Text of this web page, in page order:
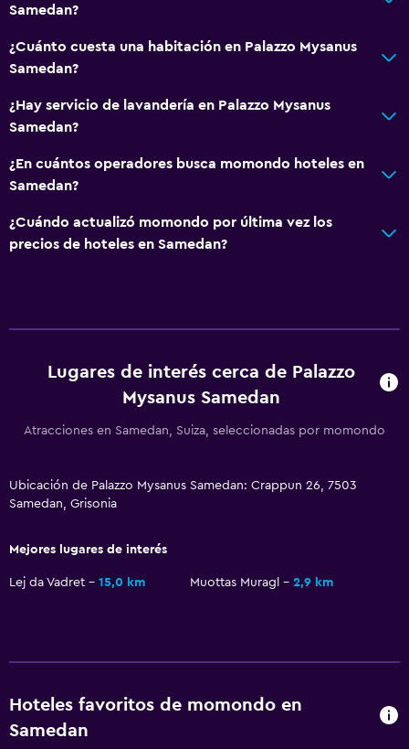
Vista al patio interior
Vista a la montaña
Bodega de esquí
Espacio de almacenamiento
Vista a una calle tranquila
Zona de estar
Sofá
Insonorización
Piso de mosaico/mármol
Para no fumadores
Ducha adaptada para silla de ruedas
Ascensor disponible
Plantas superiores accesibles por ascensor
Baño público
Albornoz
Baño privado
Samedan?
¿Cuánto cuesta una habitación en Palazzo Mysanus
Samedan?
¿Hay servicio de lavandería en Palazzo Mysanus
Samedan?
¿En cuántos operadores busca momondo hoteles en
Samedan?
¿Cuándo actualizó momondo por última vez los
precios de hoteles en Samedan?
Lugares de interés cerca de Palazzo
Mysanus Samedan
Atracciones en Samedan, Suiza, seleccionadas por momondo
Ubicación de Palazzo Mysanus Samedan: Crappun 26, 7503
Samedan, Grisonia
Mejores lugares de interés
Lej da Vadret 15,0 km Muottas Muragl 2,9 km
Hoteles favoritos de momondo en
Samedan